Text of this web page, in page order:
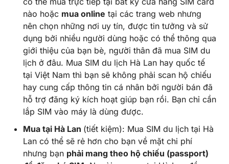
nào hoặc mua online tại các trang web nhưng
nên chọn những nơi uy tín, được tin tưởng và sử
dụng bởi nhiều người dùng hoặc có thể thông qua
giới thiệu của bạn bè, người thân đã mua SIM du
lịch ở đâu. Mua SIM du lịch Hà Lan hay quốc tế
tại Việt Nam thì bạn sẽ không phải scan hộ chiếu
hay cung cấp thông tin cá nhân bởi người bán đã
hỗ trợ đăng ký kích hoạt giúp bạn rồi. Bạn chỉ cần
lắp SIM vào máy là dùng được.
Mua tại Hà Lan (tiết kiệm): Mua SIM du lịch tại Hà
Lan có thể sẽ rẻ hơn cho bạn về mặt chi phí
nhưng bạn phải mang theo hộ chiếu (passport)